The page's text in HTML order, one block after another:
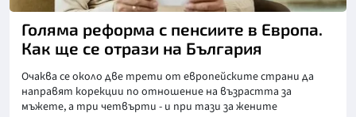
Голяма реформа с пенсиите в Европа.
Как ще се отрази на България
Очаква се около две трети от европейските страни да
направят корекции по отношение на възрастта за
мъжете, а три четвърти - и при тази за жените